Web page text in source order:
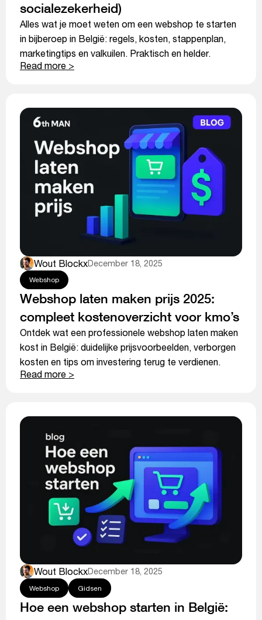
socialezekerheid)
Alles wat je moet weten om een webshop te starten
in bijberoep in België: regels, kosten, stappenplan,
marketingtips en valkuilen. Praktisch en helder.
Read more >
Wout BlockxDecember 18, 2025
Webshop
Webshop laten maken prijs 2025:
compleet kostenoverzicht voor kmo’s
Ontdek wat een professionele webshop laten maken
kost in België: duidelijke prijsvoorbeelden, verborgen
kosten en tips om investering terug te verdienen.
Read more >
Wout BlockxDecember 18, 2025
Webshop Gidsen
Hoe een webshop starten in België: